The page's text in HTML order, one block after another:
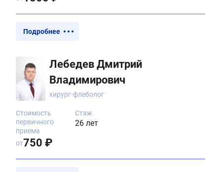
Подробнее
Лебедев Дмитрий
Владимирович
хирург-флеболог
Стаж
26 лет
Стоимость
первичного
приема
от750 ₽